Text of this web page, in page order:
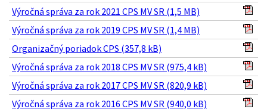
Výročná správa za rok 2021 CPS MV SR (1,5 MB)
Výročná správa za rok 2019 CPS MV SR (1,4 MB)
Organizačný poriadok CPS (357,8 kB)
Výročná správa za rok 2018 CPS MV SR (975,4 kB)
Výročná správa za rok 2017 CPS MV SR (820,9 kB)
Výročná správa za rok 2016 CPS MV SR (940,0 kB)